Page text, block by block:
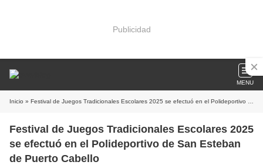
Publicidad
MENU
Inicio » Festival de Juegos Tradicionales Escolares 2025 se efectuó en el Polideportivo de San Esteban de Puerto Cabello
Festival de Juegos Tradicionales Escolares 2025
se efectuó en el Polideportivo de San Esteban
de Puerto Cabello